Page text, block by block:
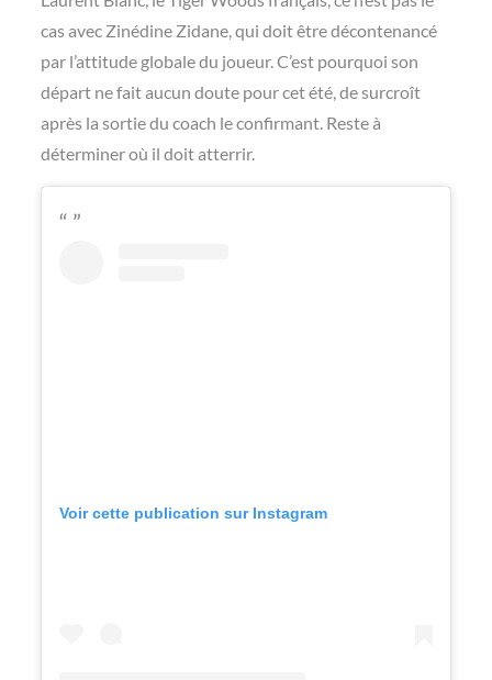
cas avec Zinédine Zidane, qui doit être décontenancé
par l’attitude globale du joueur. C’est pourquoi son
départ ne fait aucun doute pour cet été, de surcroît
après la sortie du coach le confirmant. Reste à
déterminer où il doit atterrir.
Voir cette publication sur Instagram